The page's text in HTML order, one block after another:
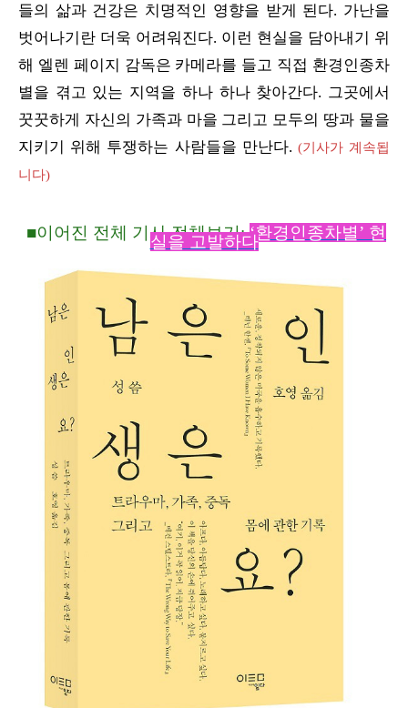
들의 삶과 건강은 치명적인 영향을 받게 된다. 가난을
벗어나기란 더욱 어려워진다. 이런 현실을 담아내기 위
해 엘렌 페이지 감독은 카메라를 들고 직접 환경인종차
별을 겪고 있는 지역을 하나 하나 찾아간다. 그곳에서
꿋꿋하게 자신의 가족과 마을 그리고 모두의 땅과 물을
지키기 위해 투쟁하는 사람들을 만난다. (기사가 계속됩
니다)
■이어진 전체 기사 전체보기:‘환경인종차별’ 현
실을 고발하다